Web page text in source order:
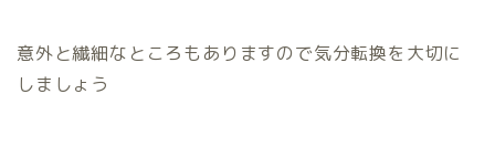
意外と繊細なところもありますので気分転換を大切に
しましょう